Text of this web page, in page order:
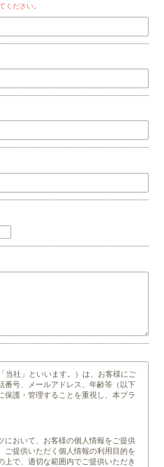
ください。
「当社」といいます。）は、お客様にご
番号、メールアドレス、年齢等（以下
保護・管理することを重視し、本プラ
において、お客様の個人情報をご提供
ご提供いただく個人情報の利用目的を
上で、適切な範囲内でご提供いただき